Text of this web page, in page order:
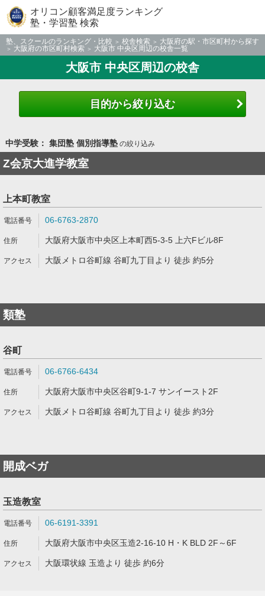
オリコン顧客満足度ランキング
塾・学習塾 検索
塾、スクールのランキング・比較 校舎検索
大阪府の駅・市区町村から探す
大阪府の市区町村検索
大阪市 中央区周辺の校舎一覧
大阪市 中央区周辺の校舎
目的から絞り込む
中学受験： 集団塾 個別指導塾の絞り込み
Z会京大進学教室
上本町教室
06-6763-2870
大阪府大阪市中央区上本町西5-3-5 上六Fビル8F
大阪メトロ谷町線 谷町九丁目より 徒歩 約5分
類塾
谷町
06-6766-6434
大阪府大阪市中央区谷町9-1-7 サンイースト2F
大阪メトロ谷町線 谷町九丁目より 徒歩 約3分
開成ベガ
玉造教室
06-6191-3391
大阪府大阪市中央区玉造2-16-10 H・K BLD 2F～6F
大阪環状線 玉造より 徒歩 約6分